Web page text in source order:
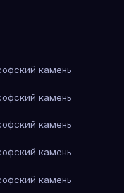
камень
камень
камень
камень
камень